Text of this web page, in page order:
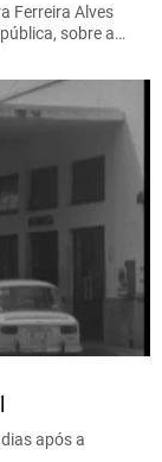
Ferreira Alves
sobre a…
após a